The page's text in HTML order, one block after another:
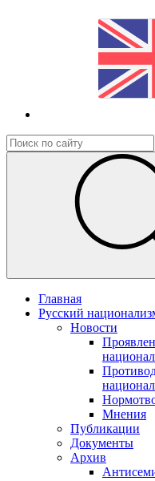
Главная
Русский
Новости
Мнения
Публикации
Документы
Архив